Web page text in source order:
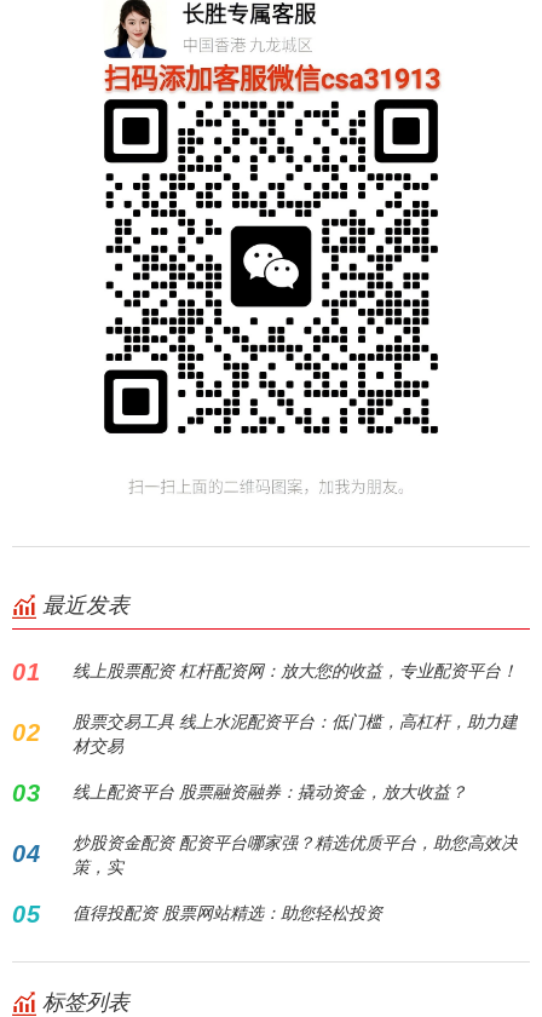
最近发表
01 线上股票配资 杠杆配资网：放大您的收益，专业配资平台！
02
股票交易工具 线上水泥配资平台：低门槛，高杠杆，助力建
材交易
03 线上配资平台 股票融资融券：撬动资金，放大收益？
04
炒股资金配资 配资平台哪家强？精选优质平台，助您高效决
策，实
05 值得投配资 股票网站精选：助您轻松投资
标签列表